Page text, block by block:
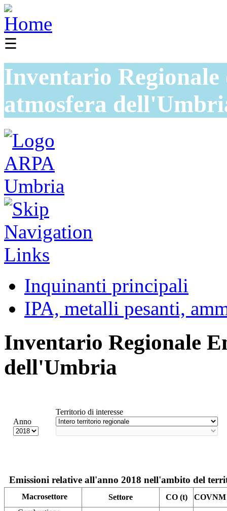
☰
Inventario
atmosfera
Inquinanti principali
IPA, metalli pesanti,
Inventario Regionale
dell'Umbria
Anno
Territorio di interesse
Emissioni relative all'anno 2018 nell'ambito del
Macrosettore Settore CO (t)
COVNM